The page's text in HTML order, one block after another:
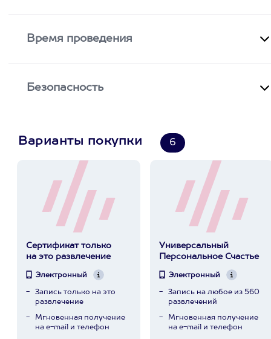
Время проведения
Безопасность
Варианты покупки 6
Сертификат только
на это развлечение
Электронный
Запись только на это
развлечение
Мгновенная получение
на e-mail и телефон
Универсальный
Персональное Счастье
Электронный
Запись на любое из 560
развлечений
Мгновенная получение
на e-mail и телефон